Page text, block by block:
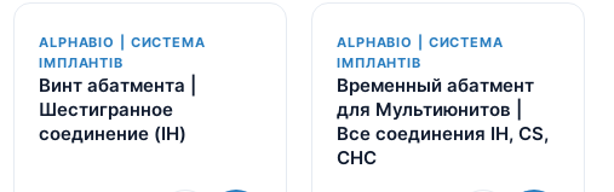
ALPHABIO | СИСТЕМА
ІМПЛАНТІВ
Винт абатмента |
Шестигранное
соединение (IH)
ALPHABIO | СИСТЕМА
ІМПЛАНТІВ
Временный абатмент
для Мультиюнитов |
Все соединения IH, CS,
CHC